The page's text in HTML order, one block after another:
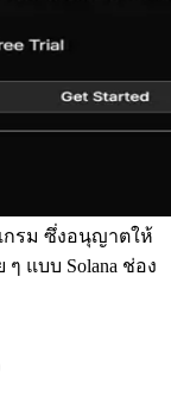
แกรม ซึ่งอนุญาตให้
แบบ Solana ช่อง